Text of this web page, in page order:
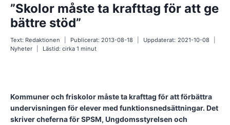
”Skolor måste ta krafttag för att ge
bättre stöd”
Text: Redaktionen Publicerat: 2013-08-18 Uppdaterat: 2021-10-08
Nyheter
Lästid: cirka 1 minut
Kommuner och friskolor måste ta krafttag för att förbättra
undervisningen för elever med funktionsnedsättningar. Det
skriver cheferna för SPSM, Ungdomsstyrelsen och